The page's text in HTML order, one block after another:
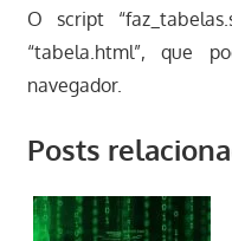
O script
“tabela.html”, que
navegador.
Posts